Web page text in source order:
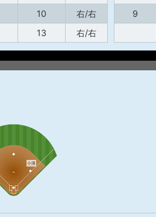
10
右/右
13 右/右
9
小濱